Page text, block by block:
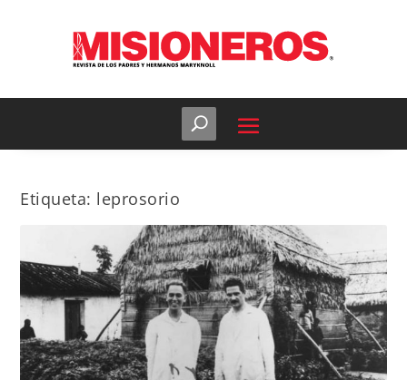
Etiqueta: leprosorio